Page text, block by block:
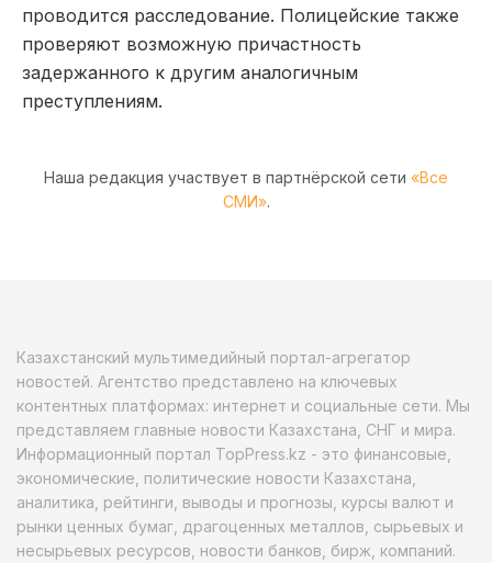
проводится расследование. Полицейские также
проверяют возможную причастность
задержанного к другим аналогичным
преступлениям.
Наша редакция участвует в партнёрской сети «Все
СМИ».
Казахстанский мультимедийный портал-агрегатор
новостей. Агентство представлено на ключевых
контентных платформах: интернет и социальные сети. Мы
представляем главные новости Казахстана, СНГ и мира.
Информационный портал TopPress.kz - это финансовые,
экономические, политические новости Казахстана,
аналитика, рейтинги, выводы и прогнозы, курсы валют и
рынки ценных бумаг, драгоценных металлов, сырьевых и
несырьевых ресурсов, новости банков, бирж, компаний.